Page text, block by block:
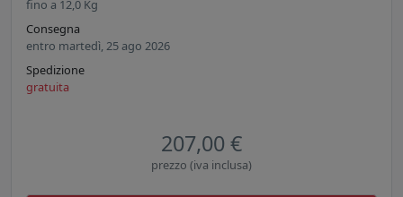
fino a 12,0 Kg
Consegna
entro martedì, 25 ago 2026
Spedizione
gratuita
207,00 €
prezzo (iva inclusa)